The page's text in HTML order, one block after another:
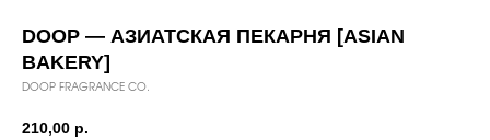
DOOP — АЗИАТСКАЯ ПЕКАРНЯ [ASIAN
BAKERY]
DOOP FRAGRANCE CO.
210,00 р.